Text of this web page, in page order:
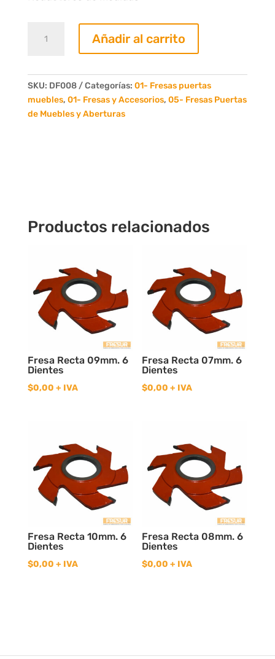
Extra
Repartido
Puertas
de
Añadir al carrito
SKU: DF008 Categorías: 01- Fresas puertas
muebles, 01- Fresas y Accesorios, 05- Fresas Puertas
de Muebles y Aberturas
Productos relacionados
Fresa Recta 09mm. 6
Dientes
$0,00 + IVA
Fresa Recta 07mm. 6
Dientes
$0,00 + IVA
Fresa Recta 10mm. 6
Dientes
$0,00 + IVA
Fresa Recta 08mm. 6
Dientes
$0,00 + IVA